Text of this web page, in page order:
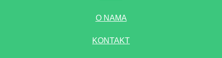
O NAMA
KONTAKT